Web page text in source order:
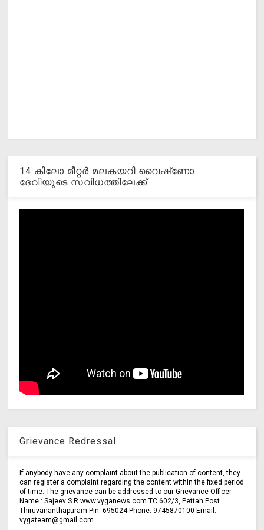
14 കിലോ മീറ്റര്‍ മലകയറി വൈഷ്‌ണോ
ദേവിയുടെ സവിധത്തിലേക്ക്
Grievance Redressal
If anybody have any complaint about the publication of content, they
can register a complaint regarding the content within the fixed period
of time. The grievance can be addressed to our Grievance Officer.
Name : Sajeev S.R www.vyganews.com TC 602/3, Pettah Post
Thiruvananthapuram Pin: 695024 Phone: 9745870100 Email:
vygateam@gmail.com